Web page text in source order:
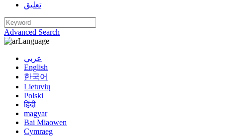
تعليق
Advanced Search
Language
عربي
English
한국어
Lietuvių
Polski
हिंदी
magyar
Bai Miaowen
Cymraeg